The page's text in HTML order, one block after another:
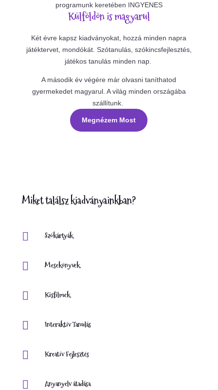
programunk keretében INGYENES
Külföldön is magyarul
Két évre kapsz kiadványokat, hozzá minden napra
játéktervet, mondókát. Szótanulás, szókincsfejlesztés,
játékos tanulás minden nap.
A második év végére már olvasni taníthatod
gyermekedet magyarul. A világ minden országába
szállítunk.
Megnézem Most
Miket találsz kiadványainkban?
 Szókártyák
 Mesekönyvek
 Kisfilmek
 Interaktív Tanulás
 Kreatív Fejlesztés
 Anyanyelv átadása